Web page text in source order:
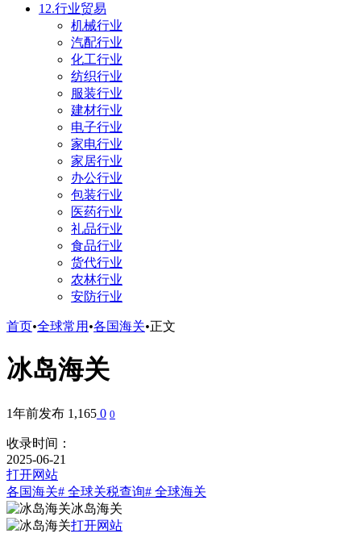
12.行业贸易
机械行业
汽配行业
化工行业
纺织行业
服装行业
建材行业
电子行业
家电行业
家居行业
办公行业
包装行业
医药行业
礼品行业
食品行业
货代行业
农林行业
安防行业
首页•全球常用 •各国海关•正文
冰岛海关
1年前发布 1,165 0 0
收录时间：
2025-06-21
打开网站
各国海关# 全球关税查询# 全球海关
冰岛海关
打开网站